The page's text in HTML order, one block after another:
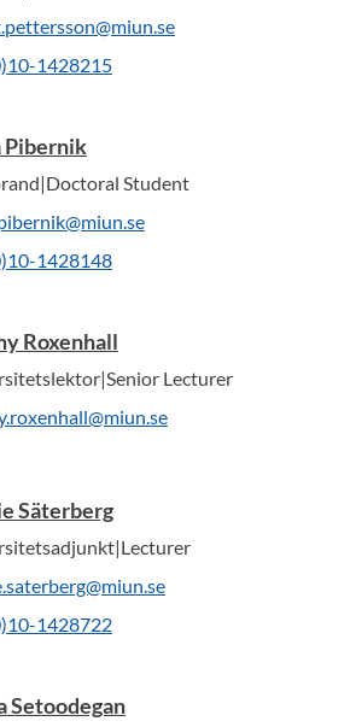
1428215
Pibernik
Student
1428148
Roxenhall
Lecturer
Säterberg
1428722
Setoodegan